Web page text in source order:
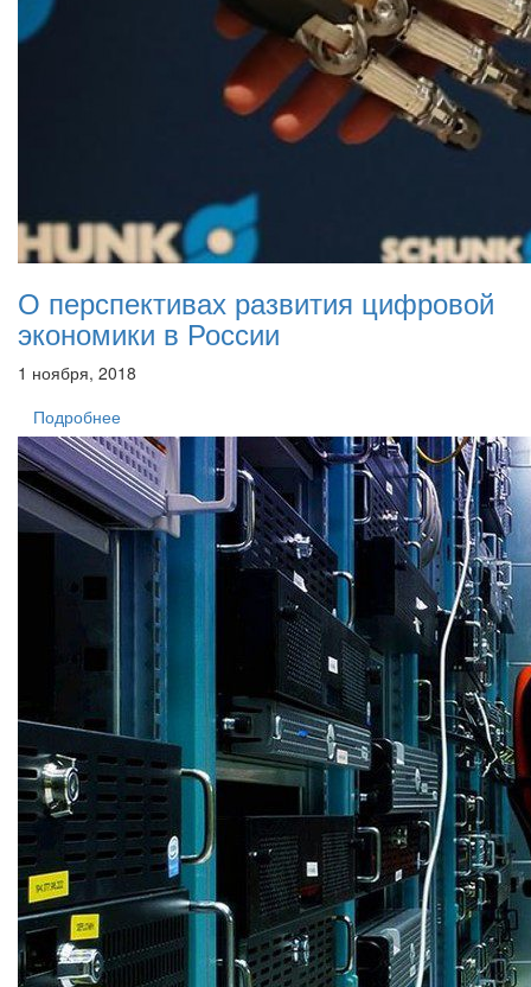
О перспективах развития цифровой
экономики в России
1 ноября, 2018
Подробнее